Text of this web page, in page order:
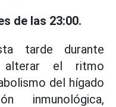
de las 23:00.
tarde durante
alterar el ritmo
del hígado
inmunológica,